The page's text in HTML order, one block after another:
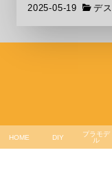
2025-05-19 デ
HOME DIY
プラモデ
ル